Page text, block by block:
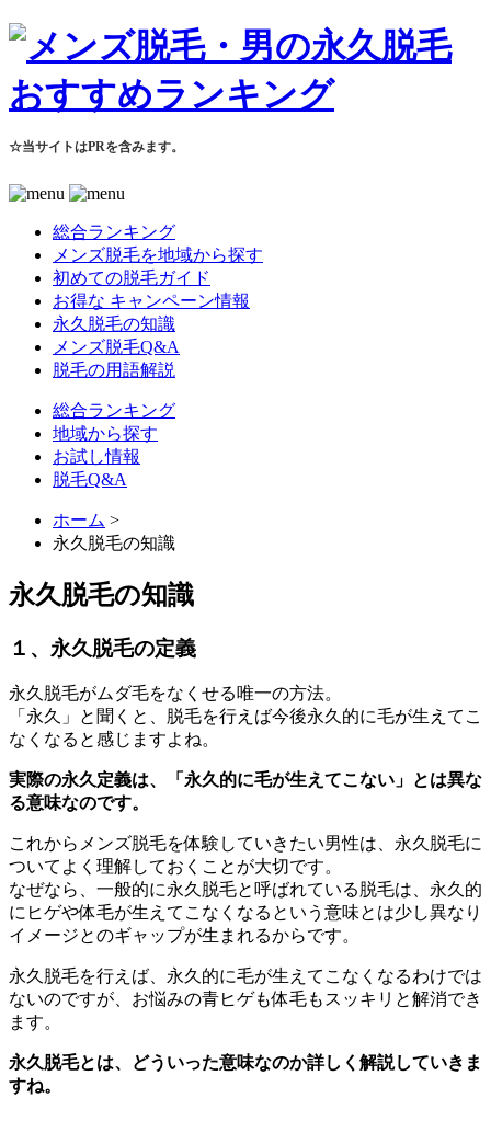
☆当サイトはPRを含みます。
総合ランキング
メンズ脱毛を地域から探す
初めての脱毛ガイド
お得な キャンペーン情報
永久脱毛の知識
メンズ脱毛Q&A
脱毛の用語解説
総合ランキング
地域から探す
お試し情報
脱毛Q&A
ホーム >
永久脱毛の知識
永久脱毛の知識
１、永久脱毛の定義
永久脱毛がムダ毛をなくせる唯一の方法。
「永久」と聞くと、脱毛を行えば今後永久的に毛が生えてこ
なくなると感じますよね。
実際の永久定義は、「永久的に毛が生えてこない」とは異な
る意味なのです。
これからメンズ脱毛を体験していきたい男性は、永久脱毛に
ついてよく理解しておくことが大切です。
なぜなら、一般的に永久脱毛と呼ばれている脱毛は、永久的
にヒゲや体毛が生えてこなくなるという意味とは少し異なり
イメージとのギャップが生まれるからです。
永久脱毛を行えば、永久的に毛が生えてこなくなるわけでは
ないのですが、お悩みの青ヒゲも体毛もスッキリと解消でき
ます。
永久脱毛とは、どういった意味なのか詳しく解説していきま
すね。